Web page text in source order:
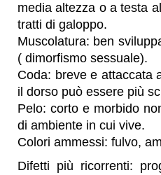
media altezza o a testa
tratti di galoppo.
Muscolatura: ben
( dimorfismo sessuale).
Coda: breve e attaccata
il dorso può essere più
Pelo: corto e morbido
di ambiente in cui vive.
Colori ammessi: fulvo,
Difetti più ricorrenti: